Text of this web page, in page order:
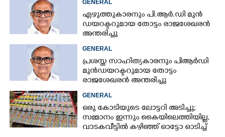
GENERAL
എഴുത്തുകാരനും പി.ആർ.ഡി മുൻ
ഡയറക്ടറുമായ തോട്ടം രാജശേഖരൻ
അന്തരിച്ചു
GENERAL
പ്രശസ്ത സാഹിത്യകാരനും പിആർഡി
മുൻഡയറക്ടറുമായ തോട്ടം
രാജശേഖരൻ അന്തരിച്ചു
GENERAL
ഒരു കോടിയുടെ ലോട്ടറി അടിച്ചു;
സമ്മാനം ഇന്നും കൈയിലെത്തിയില്ല,
വാടകവീട്ടിൽ കഴിഞ്ഞ് ഓട്ടോ ഓടിച്ച്